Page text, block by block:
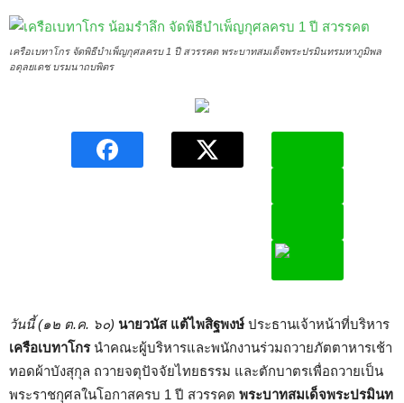
เครือเบทาโกร จัดพิธีบำเพ็ญกุศลครบ 1 ปี สวรรคต พระบาทสมเด็จพระปรมินทรมหาภูมิพล
อดุลยเดช บรมนาถบพิตร
วันนี้ (๑๒ ต.ค. ๖๐) นายวนัส แต้ไพสิฐพงษ์ ประธานเจ้าหน้าที่บริหาร
เครือเบทาโกรนำคณะผู้บริหารและพนักงานร่วมถวายภัตตาหารเช้า
ทอดผ้าบังสุกุล ถวายจตุปัจจัยไทยธรรม และตักบาตรเพื่อถวายเป็น
พระราชกุศลในโอกาสครบ 1 ปี สวรรคต พระบาทสมเด็จพระปรมินท